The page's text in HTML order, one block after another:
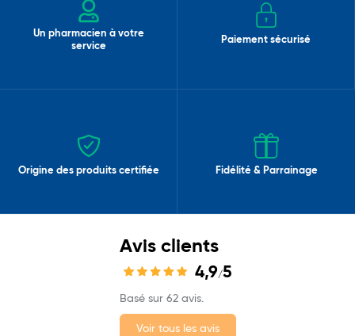
Un pharmacien à votre
service
Paiement sécurisé
Origine des produits certifiée Fidélité & Parrainage
Avis clients
4,9/5
Basé sur 62 avis.
Voir tous les avis